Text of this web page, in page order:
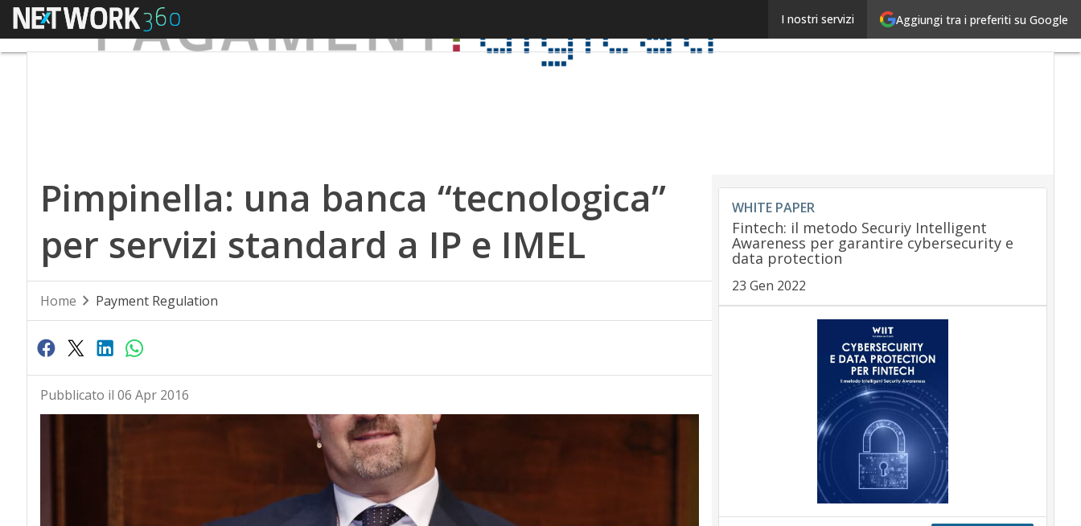
Aggiungi tra i preferiti su Google
I nostri servizi
Menu Pimpinella: una banca “tecnologica” per servizi
Pimpinella: una banca “tecnologica”
per servizi standard a IP e IMEL
Home Payment Regulation
Pubblicato il 06 Apr 2016
WHITE PAPER
Fintech: il metodo Securiy Intelligent
Awareness per garantire cybersecurity e
data protection
23 Gen 2022